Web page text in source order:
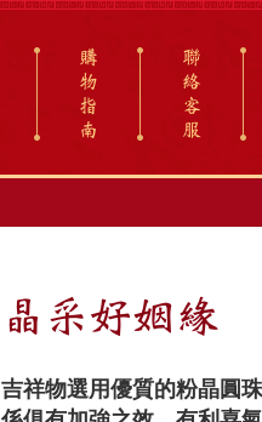
購
物
指
南
聯
絡
客
服
晶采好姻緣
吉祥物選用優質的粉晶圓